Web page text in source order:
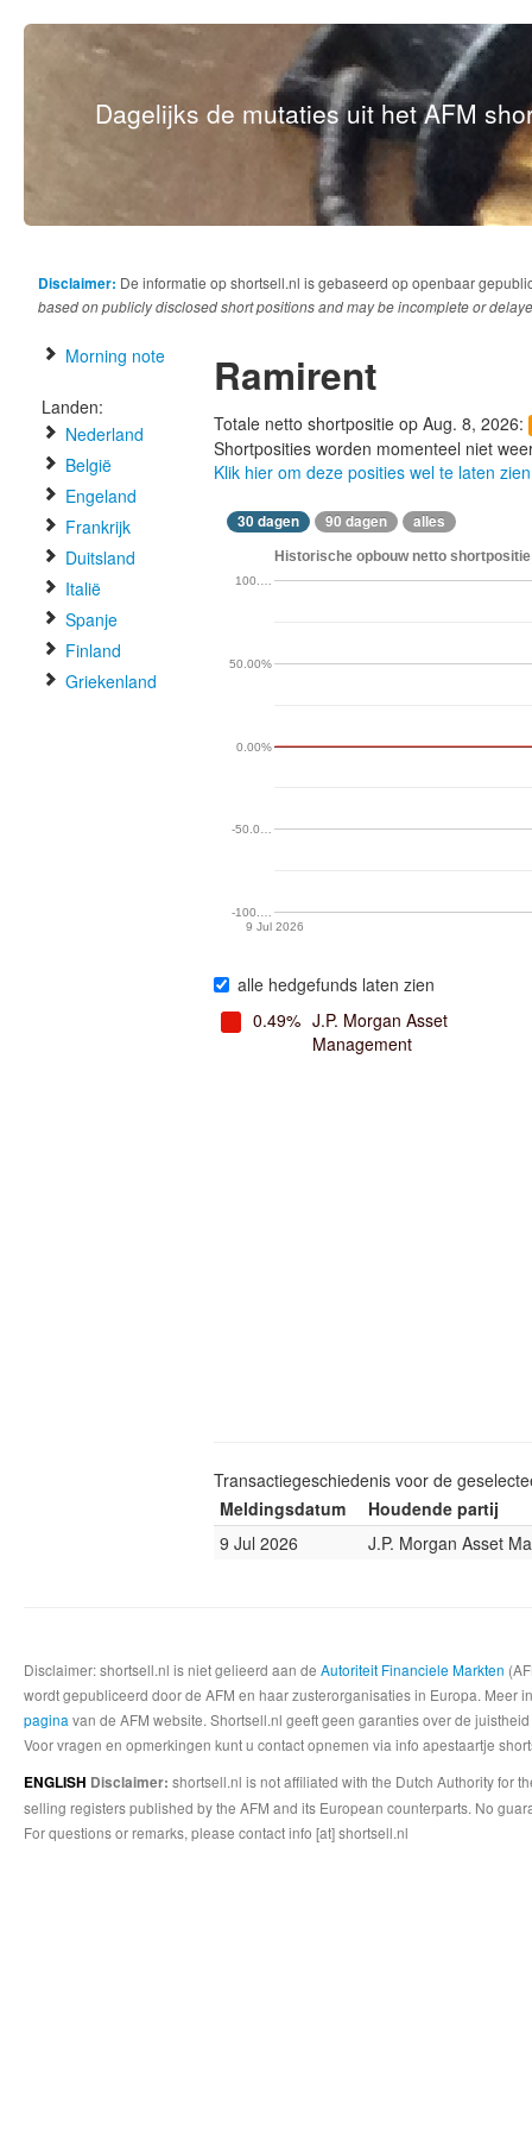
Dagelijks de mutaties uit het AFM
Disclaimer: De informatie op shortsell.nl is gebaseerd op openbaar
based on publicly disclosed short positions and may be incomplete or
Morning note
Landen:
Nederland
België
Engeland
Frankrijk
Duitsland
Italië
Spanje
Finland
Griekenland
Ramirent
Totale netto shortpositie op Aug. 8, 2026:
Shortposities worden momenteel niet
Klik hier om deze posities wel te laten zien
30 dagen 90 dagen alles
Historische opbouw netto
9 Jul 2026
-100.…
-50.0…
0.00%
50.00%
100.…
alle hedgefunds laten zien
0.49% J.P. Morgan Asset
Management
Transactiegeschiedenis voor de
Meldingsdatum
Houdende partij
9 Jul 2026
J.P. Morgan Asset
Disclaimer: shortsell.nl is niet gelieerd aan de Autoriteit Financiele Markten
wordt gepubliceerd door de AFM en haar zusterorganisaties in Europa.
pagina van de AFM website. Shortsell.nl geeft geen garanties over de
Voor vragen en opmerkingen kunt u contact opnemen via info apestaartje
ENGLISH Disclaimer: shortsell.nl is not affiliated with the Dutch Authority for
selling registers published by the AFM and its European counterparts. No
For questions or remarks, please contact info [at] shortsell.nl